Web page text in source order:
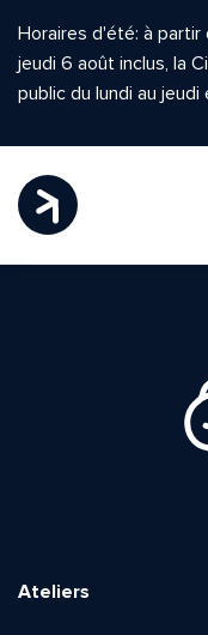
Horaires d'été: à partir
jeudi 6 août inclus, la
public du lundi au jeudi
Ateliers